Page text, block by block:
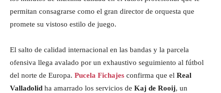
permitan consagrarse como el gran director de orquesta que
promete su vistoso estilo de juego.
El salto de calidad internacional en las bandas y la parcela
ofensiva llega avalado por un exhaustivo seguimiento al fútbol
del norte de Europa. Pucela Fichajes confirma que el Real
Valladolid ha amarrado los servicios de Kaj de Rooij, un